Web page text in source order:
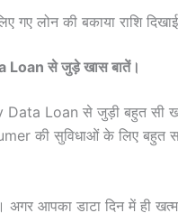
गए लोन की बकाया राशि
से जुड़े खास बातें।
Data Loan से जुड़ी बहुत सी
की सुविधाओं के लिए बहुत
अगर आपका डाटा दिन में ही